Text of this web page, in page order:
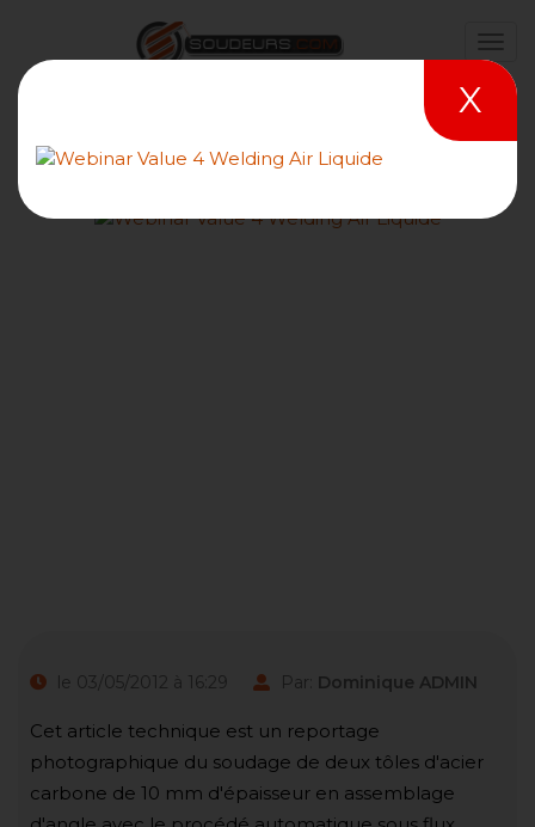
le 03/05/2012 à 16:29 Par: Dominique ADMIN
Cet article technique est un reportage
photographique du soudage de deux tôles d'acier
carbone de 10 mm d'épaisseur en assemblage
X